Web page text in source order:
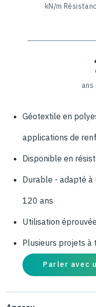
kN/m
ans
Géotextile en
applications de
Disponible en
Durable - adapté à
120 ans
Utilisation
Plusieurs projets à
Parler avec